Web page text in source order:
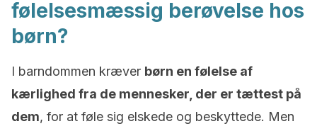
følelsesmæssig berøvelse hos
børn?
I barndommen kræver børn en følelse af
kærlighed fra de mennesker, der er tættest på
dem, for at føle sig elskede og beskyttede. Men